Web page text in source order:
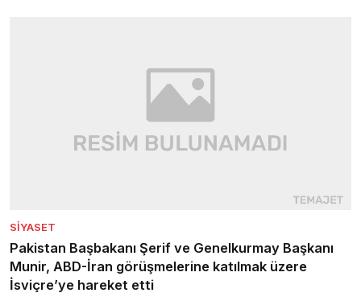
SIYASET
Pakistan Başbakanı Şerif ve Genelkurmay Başkanı
Munir, ABD-İran görüşmelerine katılmak üzere
İsviçre’ye hareket etti